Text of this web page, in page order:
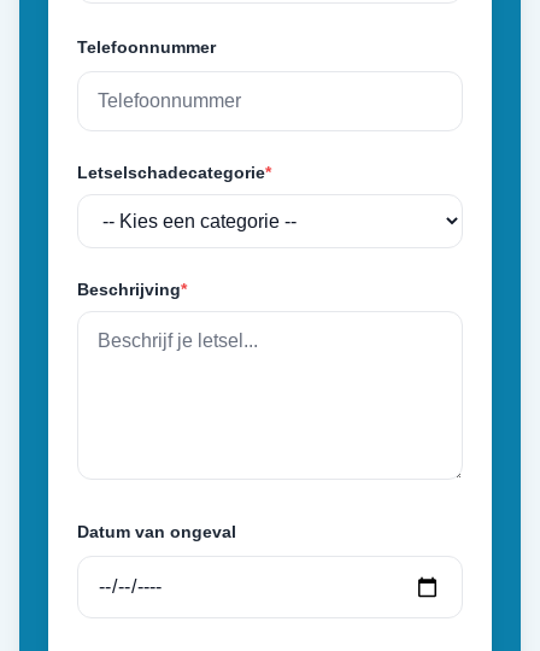
Telefoonnummer
Letselschadecategorie*
Beschrijving*
Datum van ongeval